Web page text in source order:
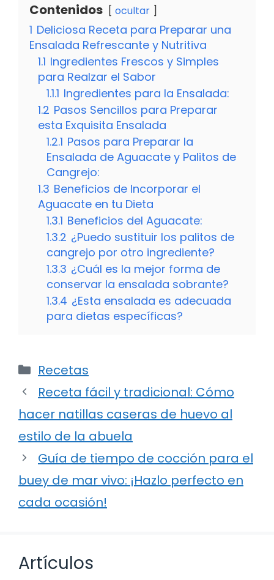
Contenidos ocultar
1 Deliciosa Receta para Preparar una
Ensalada Refrescante y Nutritiva
1.1 Ingredientes Frescos y Simples
para Realzar el Sabor
1.1.1 Ingredientes para la Ensalada:
1.2 Pasos Sencillos para Preparar
esta Exquisita Ensalada
1.2.1 Pasos para Preparar la
Ensalada de Aguacate y Palitos de
Cangrejo:
1.3 Beneficios de Incorporar el
Aguacate en tu Dieta
1.3.1 Beneficios del Aguacate:
1.3.2 ¿Puedo sustituir los palitos de
cangrejo por otro ingrediente?
1.3.3 ¿Cuál es la mejor forma de
conservar la ensalada sobrante?
1.3.4 ¿Esta ensalada es adecuada
para dietas específicas?
Categorías
Recetas
Receta fácil y tradicional: Cómo
hacer natillas caseras de huevo al
estilo de la abuela
Guía de tiempo de cocción para el
buey de mar vivo: ¡Hazlo perfecto en
cada ocasión!
Artículos